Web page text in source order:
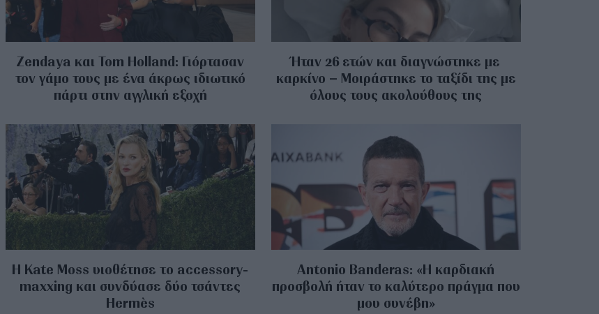
Zendaya και Tom Holland: Γιόρτασαν
τον γάμο τους με ένα άκρως ιδιωτικό
πάρτι στην αγγλική εξοχή
Ήταν 26 ετών και διαγνώστηκε με
καρκίνο – Μοιράστηκε το ταξίδι της με
όλους τους ακολούθους της
Η Kate Moss υιοθέτησε τo accessory-
maxxing και συνδύασε δύο τσάντες
Hermès
Antonio Banderas: «Η καρδιακή
προσβολή ήταν το καλύτερο πράγμα που
μου συνέβη»